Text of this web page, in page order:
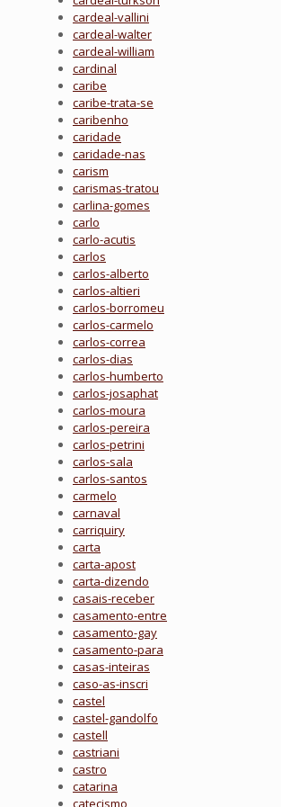
cardeal-vallini
cardeal-walter
cardeal-william
cardinal
caribe
caribe-trata-se
caribenho
caridade
caridade-nas
carism
carismas-tratou
carlina-gomes
carlo
carlo-acutis
carlos
carlos-alberto
carlos-altieri
carlos-borromeu
carlos-carmelo
carlos-correa
carlos-dias
carlos-humberto
carlos-josaphat
carlos-moura
carlos-pereira
carlos-petrini
carlos-sala
carlos-santos
carmelo
carnaval
carriquiry
carta
carta-apost
carta-dizendo
casais-receber
casamento-entre
casamento-gay
casamento-para
casas-inteiras
caso-as-inscri
castel
castel-gandolfo
castell
castriani
castro
catarina
catecismo